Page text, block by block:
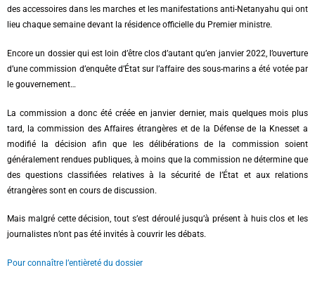
des accessoires dans les marches et les manifestations anti-Netanyahu qui ont
lieu chaque semaine devant la résidence officielle du Premier ministre.
Encore un dossier qui est loin d’être clos d’autant qu’en janvier 2022, l’ouverture
d’une commission d’enquête d’État sur l’affaire des sous-marins a été votée par
le gouvernement…
La commission a donc été créée en janvier dernier, mais quelques mois plus
tard, la commission des Affaires étrangères et de la Défense de la Knesset a
modifié la décision afin que les délibérations de la commission soient
généralement rendues publiques, à moins que la commission ne détermine que
des questions classifiées relatives à la sécurité de l’État et aux relations
étrangères sont en cours de discussion.
Mais malgré cette décision, tout s’est déroulé jusqu’à présent à huis clos et les
journalistes n’ont pas été invités à couvrir les débats.
Pour connaître l’entièreté du dossier